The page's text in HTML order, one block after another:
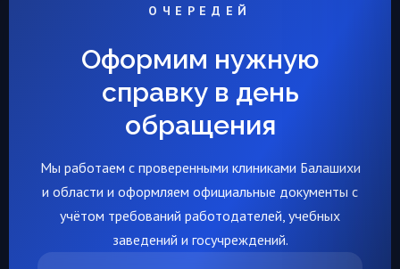
ОЧЕРЕДЕЙ
Оформим нужную
справку в день
обращения
Мы работаем с проверенными клиниками Балашихи
и области и оформляем официальные документы с
учётом требований работодателей, учебных
заведений и госучреждений.